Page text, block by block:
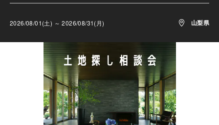
2026/08/01(土) ～ 2026/08/31(月) 山梨県